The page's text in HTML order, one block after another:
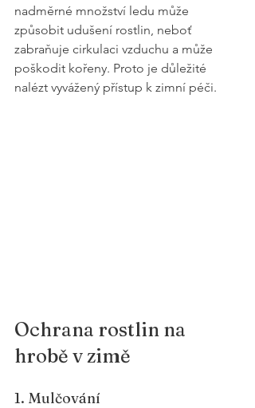
nadměrné množství ledu může
způsobit udušení rostlin, neboť
zabraňuje cirkulaci vzduchu a může
poškodit kořeny. Proto je důležité
nalézt vyvážený přístup k zimní péči.
Ochrana rostlin na
hrobě v zimě
1. Mulčování